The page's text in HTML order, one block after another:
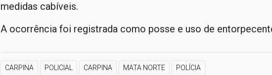
medidas cabíveis.
A ocorrência foi registrada como posse e uso de
CARPINA POLICIAL CARPINA MATA NORTE POLÍCIA